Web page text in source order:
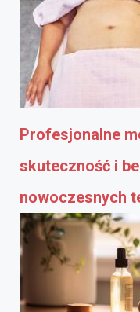
Profesjonalne
skuteczność i
nowoczesnych